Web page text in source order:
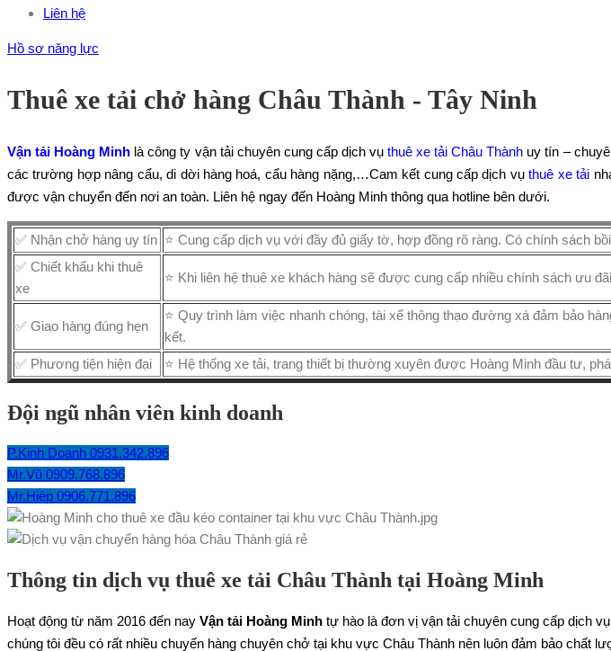
Liên hệ
Hồ sơ năng lực
Thuê xe tải chở hàng Châu Thành - Tây Ninh
Vận tải Hoàng Minh là công ty vận tải chuyên cung cấp dịch vụthuê xe tải Châu Thành uy tín –
các trường hợp nâng cẩu, di dời hàng hoá, cẩu hàng nặng,…Cam kết cung cấp dịch vụthuê xe tải
được vận chuyển đến nơi an toàn. Liên hệ ngay đến Hoàng Minh thông qua hotline bên dưới.
✅ Nhận chở hàng uy tín ⭐ Cung cấp dịch vụ với đầy đủ giấy tờ, hợp đồng rõ ràng. Có chính sách
✅ Chiết khấu khi thuê
xe
⭐ Khi liên hệ thuê xe khách hàng sẽ được cung cấp nhiều chính sách ưu
✅ Giao hàng đúng hẹn
⭐ Quy trình làm việc nhanh chóng, tài xế thông thạo đường xá đảm bảo
kết.
✅ Phương tiện hiện đại
⭐ Hệ thống xe tải, trang thiết bị thường xuyên được Hoàng Minh đầu tư,
Đội ngũ nhân viên kinh doanh
P.Kinh Doanh 0931.342.896
Mr.Vũ 0909.768.896
Mr.Hiệp 0906.771.896
Thông tin dịch vụ thuê xe tải Châu Thành tại Hoàng Minh
Hoạt động từ năm 2016 đến nay Vận tải Hoàng Minh tự hào là đơn vị vận tải chuyên cung cấp dịch
chúng tôi đều có rất nhiều chuyến hàng chuyên chở tại khu vực Châu Thành nên luôn đảm bảo chất